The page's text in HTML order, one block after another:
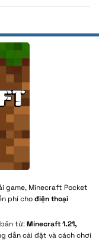
game, Minecraft Pocket
phí chođiện thoại
từ:Minecraft 1.21,
dẫn cài đặt và cách chơi